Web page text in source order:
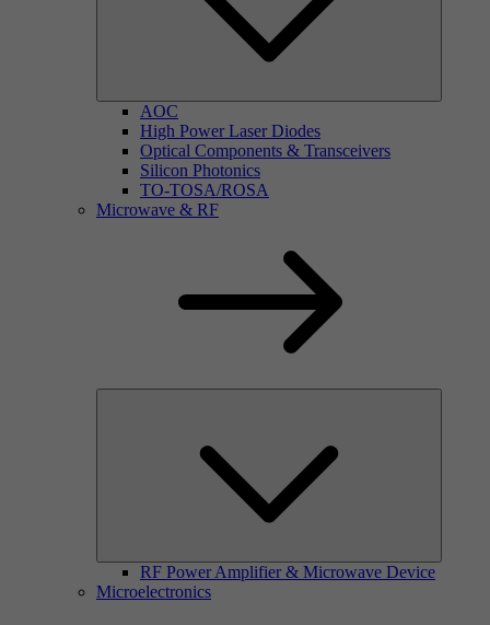
AOC
High Power Laser Diodes
Optical Components & Transceivers
Silicon Photonics
TO-TOSA/ROSA
Microwave & RF
RF Power Amplifier & Microwave Device
Microelectronics